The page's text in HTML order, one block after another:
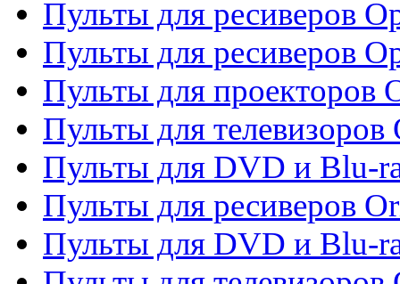
Пульты для ресиверов
Пульты для ресиверов
Пульты для проекторов
Пульты для телевизоров
Пульты для DVD и Blu-
Пульты для ресиверов
Пульты для DVD и Blu-